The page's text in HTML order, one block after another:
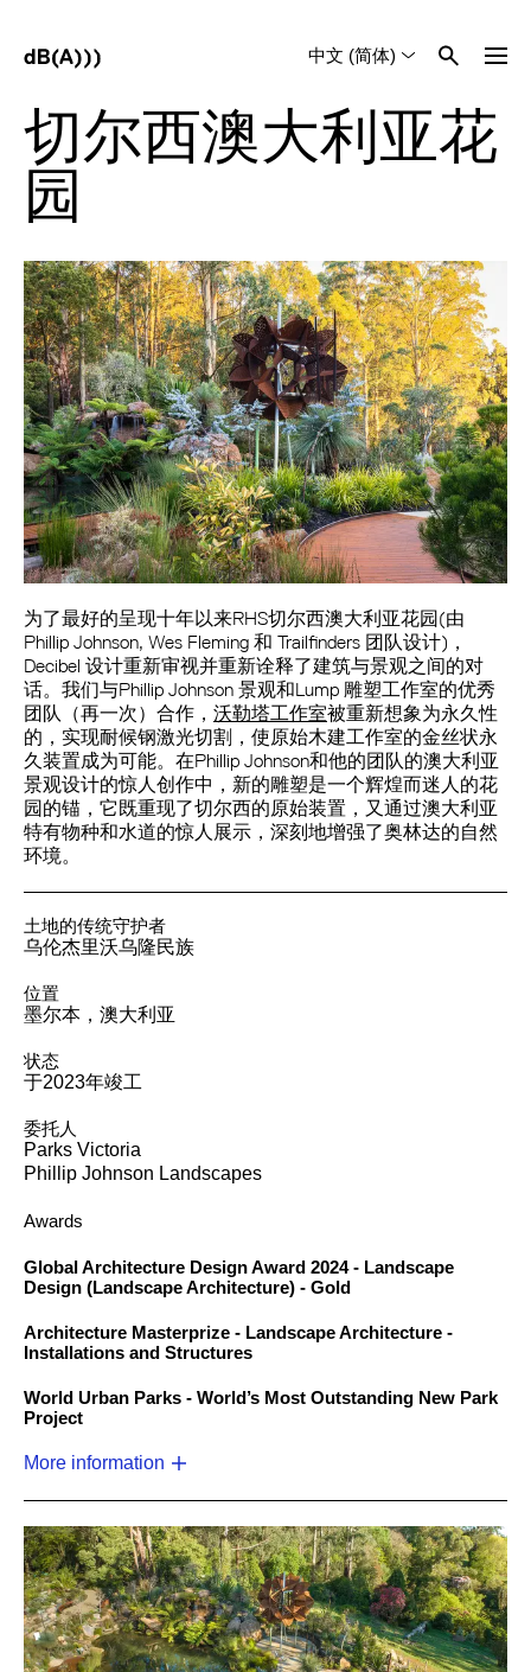
中文 (简体)
切尔西澳大利亚花
园
为了最好的呈现十年以来RHS切尔西澳大利亚花园(由
Phillip Johnson, Wes Fleming 和 Trailfinders 团队设计)，
Decibel 设计重新审视并重新诠释了建筑与景观之间的对
话。我们与Phillip Johnson 景观和Lump 雕塑工作室的优秀
团队（再一次）合作， 沃勒塔工作室被重新想象为永久性
的，实现耐候钢激光切割，使原始木建工作室的金丝状永
久装置成为可能。在Phillip Johnson和他的团队的澳大利亚
景观设计的惊人创作中，新的雕塑是一个辉煌而迷人的花
园的锚，它既重现了切尔西的原始装置，又通过澳大利亚
特有物种和水道的惊人展示，深刻地增强了奥林达的自然
环境。
土地的传统守护者
乌伦杰里沃乌隆民族
位置
墨尔本，澳大利亚
状态
于2023年竣工
委托人
Parks Victoria
Phillip Johnson Landscapes
Awards
Global Architecture Design Award 2024 - Landscape
Design (Landscape Architecture) - Gold
Architecture Masterprize - Landscape Architecture -
Installations and Structures
World Urban Parks - World’s Most Outstanding New Park
Project
More information